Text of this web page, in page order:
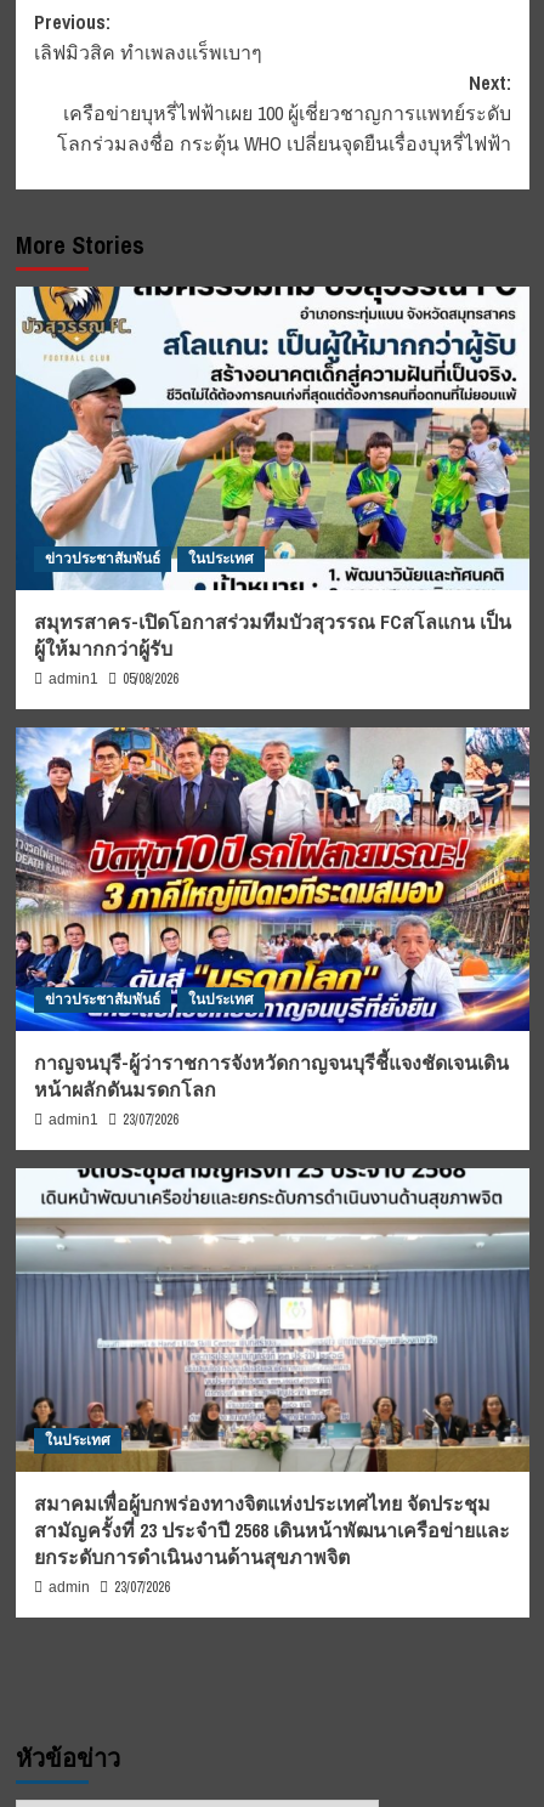
Post
navigation
Previous:
เลิฟมิวสิค ทำเพลงแร็พเบาๆ
Next:
เครือข่ายบุหรี่ไฟฟ้าเผย 100 ผู้เชี่ยวชาญการแพทย์ระดับ
โลกร่วมลงชื่อ กระตุ้น WHO เปลี่ยนจุดยืนเรื่องบุหรี่ไฟฟ้า
More Stories
ข่าวประชาสัมพันธ์ ในประเทศ
สมุทรสาคร-เปิดโอกาสร่วมทีมบัวสุวรรณ FCสโลแกน เป็น
ผู้ให้มากกว่าผู้รับ
admin1 05/08/2026
ข่าวประชาสัมพันธ์ ในประเทศ
กาญจนบุรี-ผู้ว่าราชการจังหวัดกาญจนบุรีชี้แจงชัดเจนเดิน
หน้าผลักดันมรดกโลก
admin1 23/07/2026
ในประเทศ
สมาคมเพื่อผู้บกพร่องทางจิตแห่งประเทศไทย จัดประชุม
สามัญครั้งที่ 23 ประจำปี 2568 เดินหน้าพัฒนาเครือข่ายและ
ยกระดับการดำเนินงานด้านสุขภาพจิต
admin 23/07/2026
หัวข้อข่าว